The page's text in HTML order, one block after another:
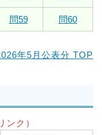
問59 問60
年5月公表分 TOP
ンク）